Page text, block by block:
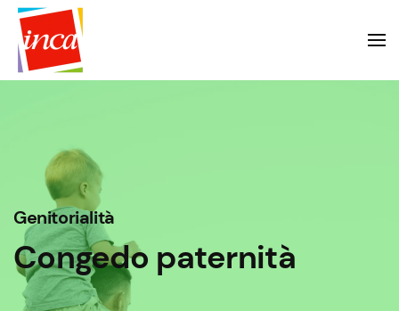
Genitorialità
Congedo paternità